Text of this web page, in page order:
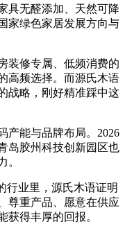
具无醛添加、天然可降
家绿色家居发展方向与
修专属、低频消费的
高频选择。而源氏木语
战略，刚好精准踩中这
能与品牌布局。2026
岛胶州科技创新园区也
。
业里，源氏木语证明
尊重产品、愿意在供应
获得丰厚的回报。